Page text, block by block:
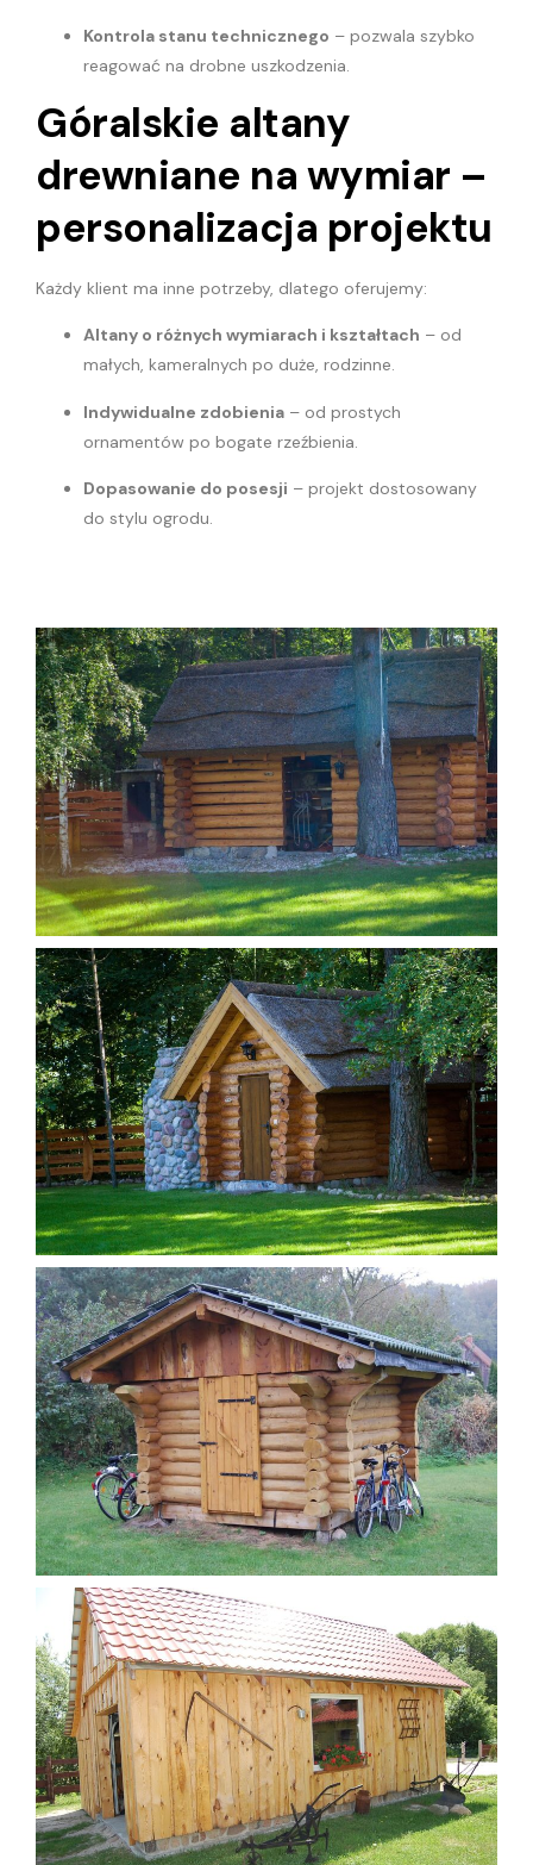
Kontrola stanu technicznego – pozwala szybko
reagować na drobne uszkodzenia.
Góralskie altany
drewniane na wymiar –
personalizacja projektu
Każdy klient ma inne potrzeby, dlatego oferujemy:
Altany o różnych wymiarach i kształtach – od
małych, kameralnych po duże, rodzinne.
Indywidualne zdobienia – od prostych
ornamentów po bogate rzeźbienia.
Dopasowanie do posesji – projekt dostosowany
do stylu ogrodu.